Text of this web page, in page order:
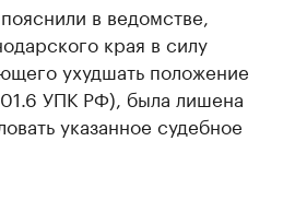
в ведомстве,
края в силу
ухудшать положение
УПК РФ), была лишена
указанное судебное